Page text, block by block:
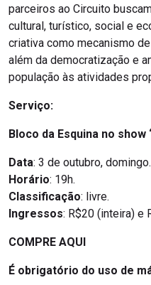
parceiros ao Circuito
cultural, turístico, social e
criativa como mecanismo
além da democratização e
população às atividades
Serviço:
Bloco da Esquina no show
Data: 3 de outubro, domingo.
Horário: 19h.
Classificação: livre.
Ingressos: R$20 (inteira) e
COMPRE AQUI
É obrigatório do uso de